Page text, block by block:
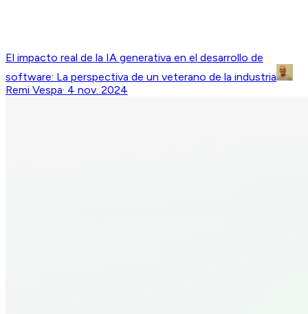
El impacto real de la IA generativa en el desarrollo de
software: La perspectiva de un veterano de la industria
Remi Vespa· 4 nov. 2024